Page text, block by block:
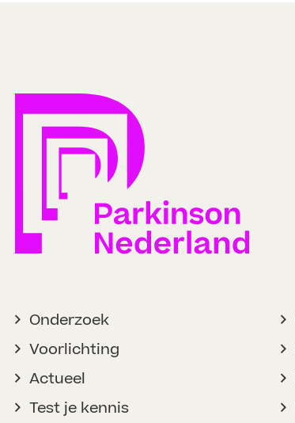
Onderzoek
Voorlichting
Actueel
Test je kennis